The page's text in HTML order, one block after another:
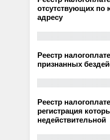
отсутствующих по
адресу
Реестр
признанных
Реестр
регистрация
недействительной